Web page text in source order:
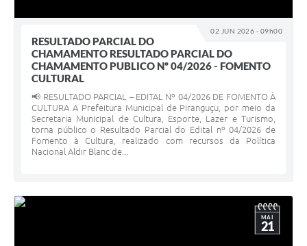
02 JUN 2026 - 09h00
RESULTADO PARCIAL DO
CHAMAMENTO RESULTADO PARCIAL DO
CHAMAMENTO PUBLICO Nº 04/2026 - FOMENTO
CULTURAL
📢 RESULTADO PARCIAL – EDITAL Nº 04/2026 DE FOMENTO À
CULTURA A Prefeitura Municipal de Piranguçu, por meio da
Secretaria Municipal de Cultura, Esporte, Lazer e Turismo,
torna público o Resultado Parcial do Edital nº 04/2026 de
Fomento à Cultura, realizado com recursos da Política
Nacional Aldir Blanc de...
MAI
21